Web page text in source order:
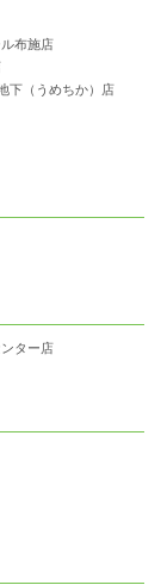
布施店
下（うめちか）店
ター店